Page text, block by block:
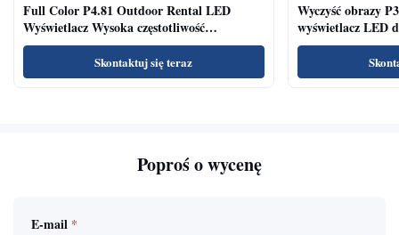
Full Color P4.81 Outdoor Rental LED
Wyświetlacz Wysoka częstotliwość
odświeżania Szeroki kąt widzenia
Skontaktuj się teraz
Wyczyść obrazy
wyświetlacz LED
konferencyjnych
Poproś o wycenę
E-mail *